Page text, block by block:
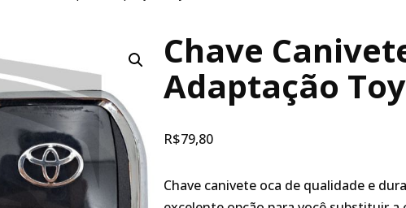
Chave
Adaptação
R$79,80
Chave canivete oca de qualidade e